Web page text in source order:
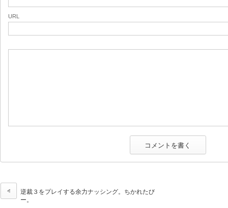
URL
逆裁３をプレイする余力ナッシング。ちかれたび
ー。